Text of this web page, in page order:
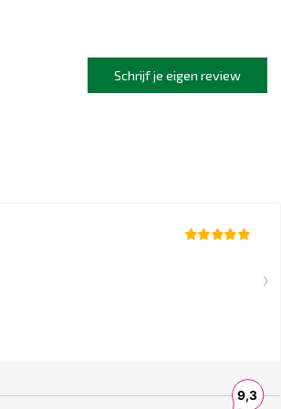
Schrijf je eigen review